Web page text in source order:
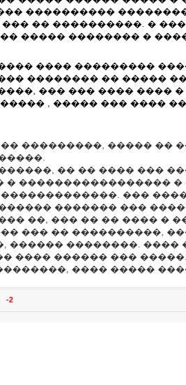
����������
�� ����������. �
����� �������� �
���� ���������
�������� �� �����
��� ��� ���� ����
, ����� ��� ����
���������, ����� ��
�� �� ���� ���
�����������������
���
������� ���
��, ��� �� �� ���� �
��� �� ����������,
������ ��������.
���� ������ ���
���� �����
-2